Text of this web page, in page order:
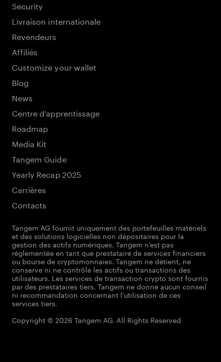
Security
Livraison internationale
Revendeurs
Affiliés
Customize your wallet
Blog
News
Centre d’apprentissage
Roadmap
Media Kit
Tangem Guide
Yearly Recap 2025
Carrières
Contacts
Tangem AG fournit uniquement des portefeuilles matériels
et des solutions logicielles non dépositaires pour la
gestion des actifs numériques. Tangem n’est pas
réglementée en tant que prestataire de services financiers
ou bourse de cryptomonnaies. Tangem ne détient, ne
conserve ni ne contrôle les actifs ou transactions des
utilisateurs. Les services de transaction crypto sont fournis
par des prestataires tiers. Tangem ne donne aucun conseil
ni recommandation concernant l'utilisation de ces
services tiers.